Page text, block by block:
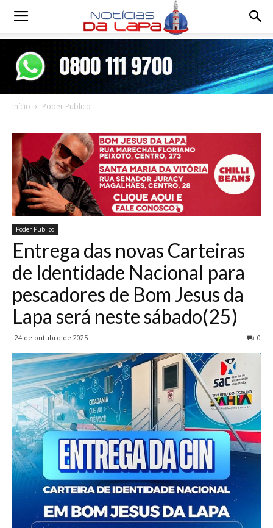
Notícias
Início Poder Publico
Poder Publico
Entrega das novas Carteiras
de Identidade Nacional para
pescadores de Bom Jesus da
Lapa será neste sábado(25)
24 de outubro de 2025 0